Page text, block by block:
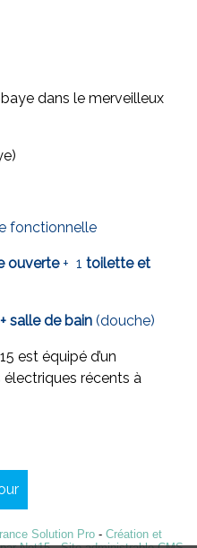
dans le merveilleux
fonctionnelle
ouverte+ 1toilette et
salle de bain (douche)
est équipé d’un
récents à
Solution Pro- Création et